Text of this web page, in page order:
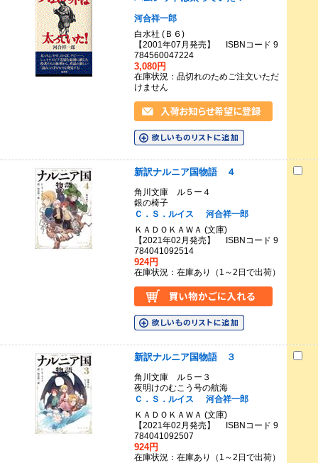
河合祥一郎
白水社 (Ｂ６)
【2001年07月発売】 ISBNコード 9
784560047224
3,080円
在庫状況：品切れのためご注文いただ
けません
新訳ナルニア国物語 ４
角川文庫 ル５ー４
銀の椅子
Ｃ．Ｓ．ルイス
河合祥一郎
ＫＡＤＯＫＡＷＡ (文庫)
【2021年02月発売】 ISBNコード 9
784041092514
924円
在庫状況：在庫あり（1～2日で出荷）
新訳ナルニア国物語 ３
角川文庫 ル５ー３
夜明けのむこう号の航海
Ｃ．Ｓ．ルイス
河合祥一郎
ＫＡＤＯＫＡＷＡ (文庫)
【2021年02月発売】 ISBNコード 9
784041092507
924円
在庫状況：在庫あり（1～2日で出荷）